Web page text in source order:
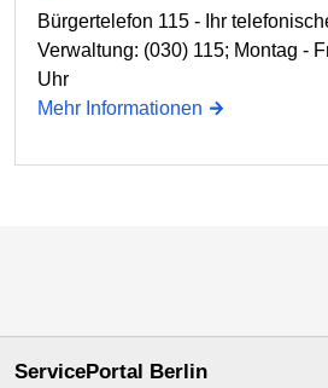
Bürgertelefon 115 - Ihr
Verwaltung: (030) 115; Montag -
Uhr
Mehr Informationen
ServicePortal Berlin